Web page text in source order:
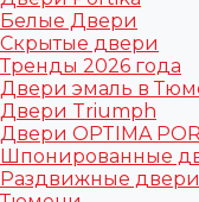
Белые Двери
Скрытые двери
Тренды 2026 года
Двери эмаль в
Двери Triumph
Двери OPTIMA
Шпонированные
Раздвижные